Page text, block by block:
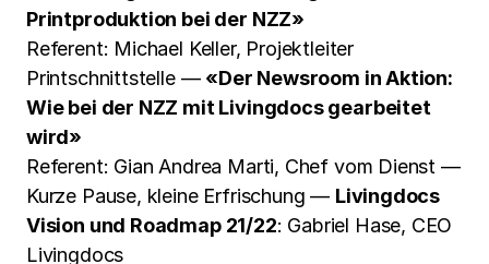
Printproduktion bei der NZZ»
Referent: Michael Keller, Projektleiter
Printschnittstelle — «Der Newsroom in Aktion:
Wie bei der NZZ mit Livingdocs gearbeitet
wird»
Referent: Gian Andrea Marti, Chef vom Dienst —
Kurze Pause, kleine Erfrischung — Livingdocs
Vision und Roadmap 21/22: Gabriel Hase, CEO
Livingdocs